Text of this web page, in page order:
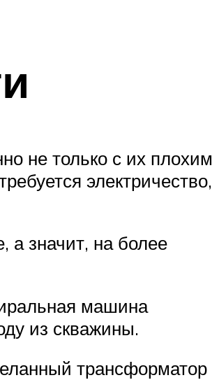
не только с их плохим
электричество,
а значит, на более
машина
из скважины.
трансформатор